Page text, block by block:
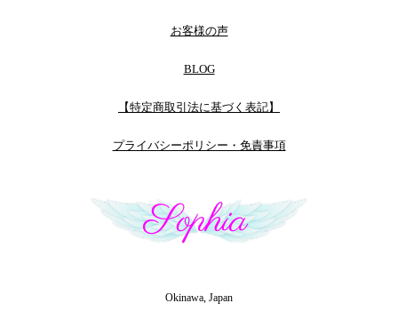
お客様の声
BLOG
【特定商取引法に基づく表記】
プライバシーポリシー・免責事項
Okinawa, Japan